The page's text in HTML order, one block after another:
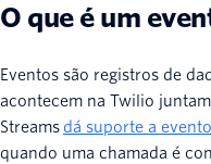
O que é um
Eventos são registros de
acontecem na Twilio
Streams dá suporte a
quando uma chamada é